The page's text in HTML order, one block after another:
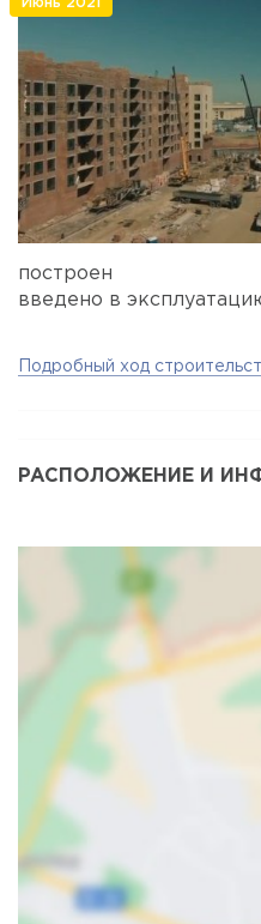
Июнь 2021
построен
введено в
Подробный ход
РАСПОЛОЖЕНИЕ И